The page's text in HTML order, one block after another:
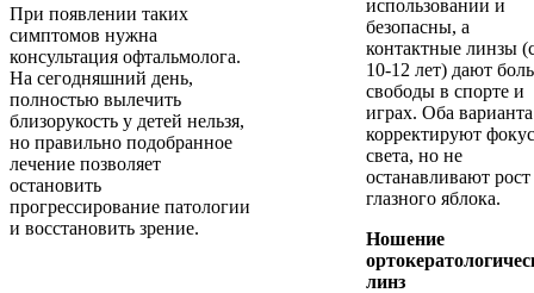
При появлении таких
симптомов нужна
консультация офтальмолога.
На сегодняшний день,
полностью вылечить
близорукость у детей нельзя,
но правильно подобранное
лечение позволяет
остановить
прогрессирование патологии
и восстановить зрение.
использовании и
безопасны, а
контактные линзы
10-12 лет) дают
свободы в спорте и
играх. Оба варианта
корректируют фокус
света, но не
останавливают рост
глазного яблока.
Ношение
линз